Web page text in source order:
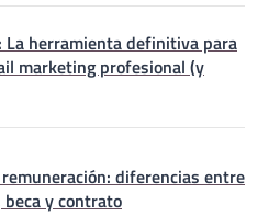
La herramienta definitiva para
marketing profesional (y
remuneración: diferencias entre
y contrato